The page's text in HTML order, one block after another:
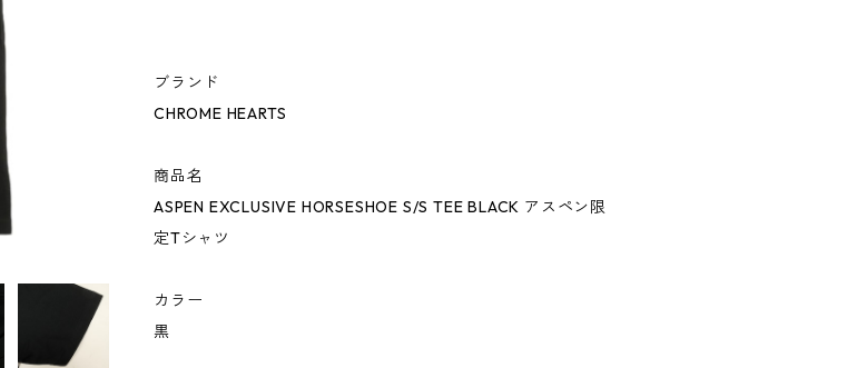
ブランド
CHROME HEARTS
商品名
ASPEN EXCLUSIVE HORSESHOE S/S TEE BLACK アスペン限
定Tシャツ
カラー
黒